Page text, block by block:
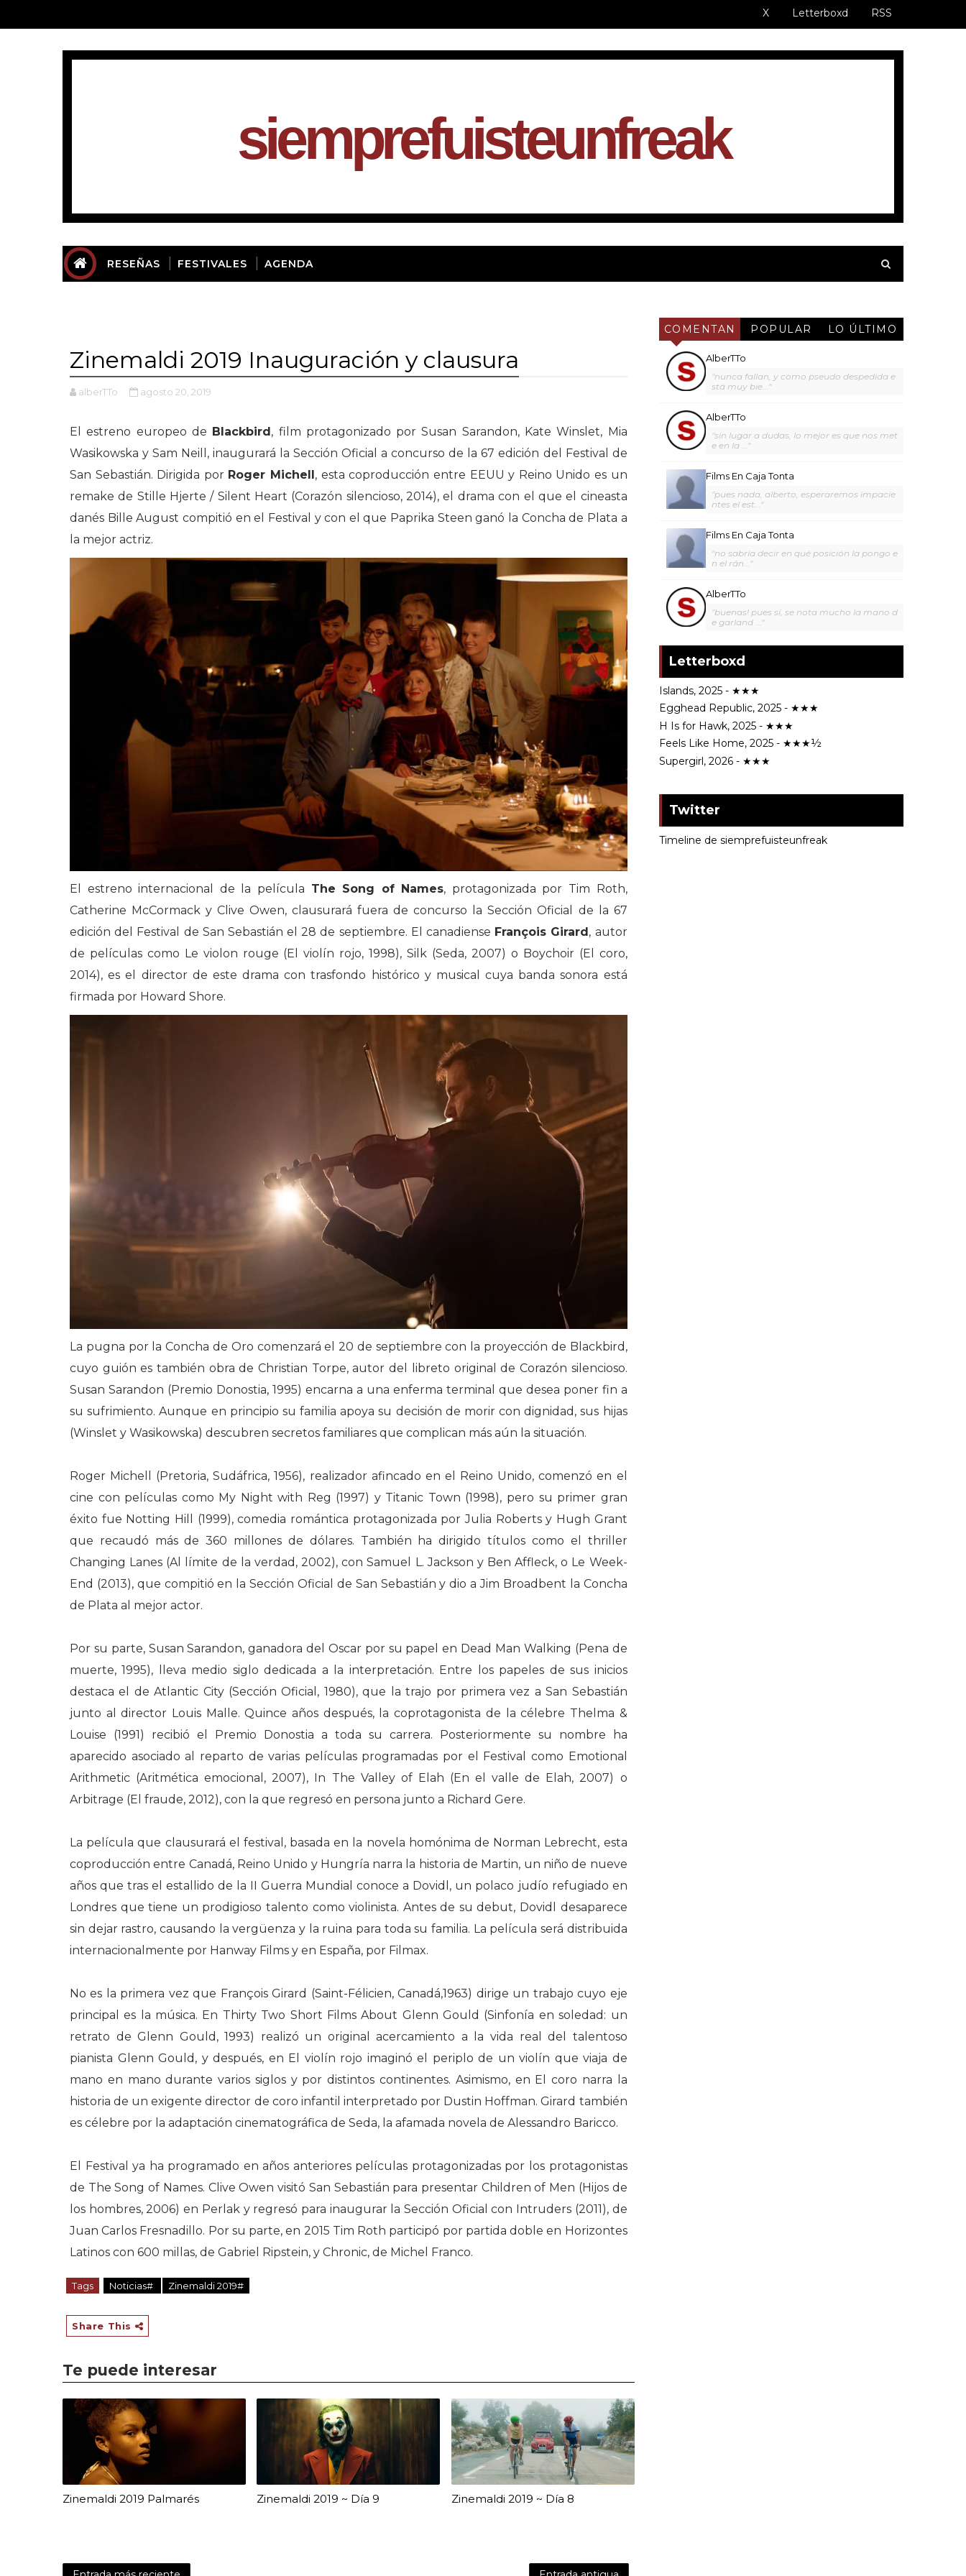
X Letterboxd RSS
siemprefuisteunfreak
RESEÑAS FESTIVALES AGENDA
Zinemaldi 2019 Inauguración y clausura
alberTTo agosto 20, 2019
El estreno europeo de Blackbird, film protagonizado por Susan Sarandon, Kate Winslet, Mia
Wasikowska y Sam Neill, inaugurará la Sección Oficial a concurso de la 67 edición del Festival de
San Sebastián. Dirigida por Roger Michell, esta coproducción entre EEUU y Reino Unido es un
remake de Stille Hjerte / Silent Heart (Corazón silencioso, 2014), el drama con el que el cineasta
danés Bille August compitió en el Festival y con el que Paprika Steen ganó la Concha de Plata a
la mejor actriz.
El estreno internacional de la película The Song of Names, protagonizada por Tim Roth,
Catherine McCormack y Clive Owen, clausurará fuera de concurso la Sección Oficial de la 67
edición del Festival de San Sebastián el 28 de septiembre. El canadiense François Girard , autor
de películas como Le violon rouge (El violín rojo, 1998), Silk (Seda, 2007) o Boychoir (El coro,
2014), es el director de este drama con trasfondo histórico y musical cuya banda sonora está
firmada por Howard Shore.
La pugna por la Concha de Oro comenzará el 20 de septiembre con la proyección de Blackbird,
cuyo guión es también obra de Christian Torpe, autor del libreto original de Corazón silencioso.
Susan Sarandon (Premio Donostia, 1995) encarna a una enferma terminal que desea poner fin a
su sufrimiento. Aunque en principio su familia apoya su decisión de morir con dignidad, sus hijas
(Winslet y Wasikowska) descubren secretos familiares que complican más aún la situación.
Roger Michell (Pretoria, Sudáfrica, 1956), realizador afincado en el Reino Unido, comenzó en el
cine con películas como My Night with Reg (1997) y Titanic Town (1998), pero su primer gran
éxito fue Notting Hill (1999), comedia romántica protagonizada por Julia Roberts y Hugh Grant
que recaudó más de 360 millones de dólares. También ha dirigido títulos como el thriller
Changing Lanes (Al límite de la verdad, 2002), con Samuel L. Jackson y Ben Affleck, o Le Week-
End (2013), que compitió en la Sección Oficial de San Sebastián y dio a Jim Broadbent la Concha
de Plata al mejor actor.
Por su parte, Susan Sarandon, ganadora del Oscar por su papel en Dead Man Walking (Pena de
muerte, 1995), lleva medio siglo dedicada a la interpretación. Entre los papeles de sus inicios
destaca el de Atlantic City (Sección Oficial, 1980), que la trajo por primera vez a San Sebastián
junto al director Louis Malle. Quince años después, la coprotagonista de la célebre Thelma &
Louise (1991) recibió el Premio Donostia a toda su carrera. Posteriormente su nombre ha
aparecido asociado al reparto de varias películas programadas por el Festival como Emotional
Arithmetic (Aritmética emocional, 2007), In The Valley of Elah (En el valle de Elah, 2007) o
Arbitrage (El fraude, 2012), con la que regresó en persona junto a Richard Gere.
La película que clausurará el festival, basada en la novela homónima de Norman Lebrecht, esta
coproducción entre Canadá, Reino Unido y Hungría narra la historia de Martin, un niño de nueve
años que tras el estallido de la II Guerra Mundial conoce a Dovidl, un polaco judío refugiado en
Londres que tiene un prodigioso talento como violinista. Antes de su debut, Dovidl desaparece
sin dejar rastro, causando la vergüenza y la ruina para toda su familia. La película será distribuida
internacionalmente por Hanway Films y en España, por Filmax.
No es la primera vez que François Girard (Saint-Félicien, Canadá,1963) dirige un trabajo cuyo eje
principal es la música. En Thirty Two Short Films About Glenn Gould (Sinfonía en soledad: un
retrato de Glenn Gould, 1993) realizó un original acercamiento a la vida real del talentoso
pianista Glenn Gould, y después, en El violín rojo imaginó el periplo de un violín que viaja de
mano en mano durante varios siglos y por distintos continentes. Asimismo, en El coro narra la
historia de un exigente director de coro infantil interpretado por Dustin Hoffman. Girard también
es célebre por la adaptación cinematográfica de Seda, la afamada novela de Alessandro Baricco.
El Festival ya ha programado en años anteriores películas protagonizadas por los protagonistas
de The Song of Names. Clive Owen visitó San Sebastián para presentar Children of Men (Hijos de
los hombres, 2006) en Perlak y regresó para inaugurar la Sección Oficial con Intruders (2011), de
Juan Carlos Fresnadillo. Por su parte, en 2015 Tim Roth participó por partida doble en Horizontes
Latinos con 600 millas, de Gabriel Ripstein, y Chronic, de Michel Franco.
Tags Noticias# Zinemaldi 2019#
Share This
Te puede interesar
Zinemaldi 2019 Palmarés Zinemaldi 2019 ~ Día 9 Zinemaldi 2019 ~ Día 8
COMENTAN POPULAR LO ÚLTIMO
AlberTTo
"nunca fallan, y como pseudo despedida e
stá muy bie..."
AlberTTo
"sin lugar a dudas, lo mejor es que nos met
e en la ..."
Films En Caja Tonta
"pues nada, alberto, esperaremos impacie
ntes el est..."
Films En Caja Tonta
"no sabría decir en qué posición la pongo e
n el rán..."
AlberTTo
"buenas! pues sí, se nota mucho la mano d
e garland ..."
Letterboxd
Islands, 2025 - ★★★
Egghead Republic, 2025 - ★★★
H Is for Hawk, 2025 - ★★★
Feels Like Home, 2025 - ★★★½
Supergirl, 2026 - ★★★
Twitter
Timeline de siemprefuisteunfreak